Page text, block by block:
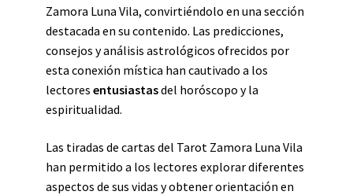
Zamora Luna Vila, convirtiéndolo en una sección
destacada en su contenido. Las predicciones,
consejos y análisis astrológicos ofrecidos por
esta conexión mística han cautivado a los
lectores entusiastasdel horóscopo y la
espiritualidad.
Las tiradas de cartas del Tarot Zamora Luna Vila
han permitido a los lectores explorar diferentes
aspectos de sus vidas y obtener orientación en